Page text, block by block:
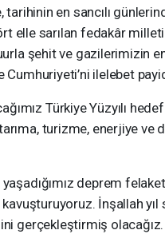
en sancılı
elle sarılan fedakâr
şehit ve gazilerimizin
ilelebet
Türkiye Yüzyılı
turizme, enerjiye ve
deprem
kavuşturuyoruz. İnşallah
gerçekleştirmiş olacağız.